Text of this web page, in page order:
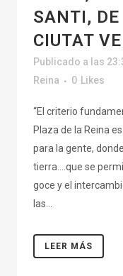
SANTI,
CIUTAT
Publicado a las
Reina
0 Likes
“El criterio
Plaza de la Reina
para la gente,
tierra….que se
goce y el
las...
LEER MÁS